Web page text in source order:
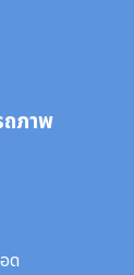
ภาพ
ด